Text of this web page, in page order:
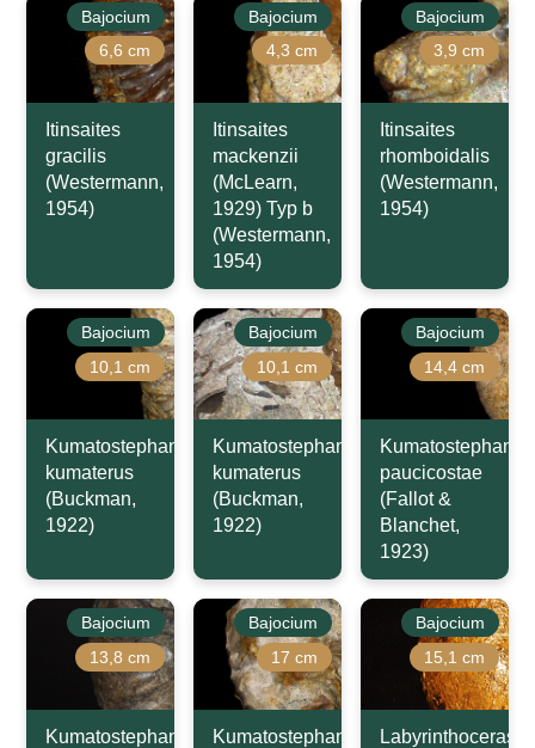
Bajocium
6,6 cm
Itinsaites
gracilis
(Westermann,
1954)
Bajocium
4,3 cm
Itinsaites
mackenzii
(McLearn,
1929) Typ b
(Westermann,
1954)
Bajocium
3,9 cm
Itinsaites
rhomboidalis
(Westermann,
1954)
Bajocium
10,1 cm
Kumatostephanus
kumaterus
(Buckman,
1922)
Bajocium
10,1 cm
Kumatostephanus
kumaterus
(Buckman,
1922)
Bajocium
14,4 cm
Kumatostephanus
paucicostae
(Fallot &
Blanchet,
1923)
Bajocium
13,8 cm
Kumatostephanus
Bajocium
17 cm
Kumatostephanus
Bajocium
15,1 cm
Labyrinthoceras